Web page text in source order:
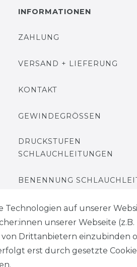
INFORMATIONEN
ZAHLUNG
VERSAND + LIEFERUNG
KONTAKT
GEWINDEGRÖSSEN
DRUCKSTUFEN
SCHLAUCHLEITUNGEN
BENENNUNG
Technologien auf unserer
unserer Webseite (z.B.
von Drittanbietern einzubinden
erst durch gesetzte